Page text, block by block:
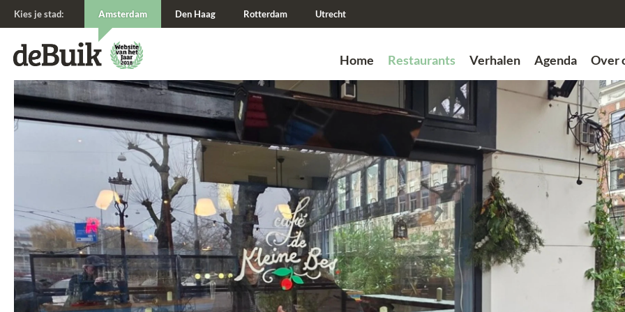
Kies je stad: Amsterdam Den Haag Rotterdam Utrecht
De Buik van {city: city}
De Buik
Home Restaurants Verhalen Agenda Over
Zoek